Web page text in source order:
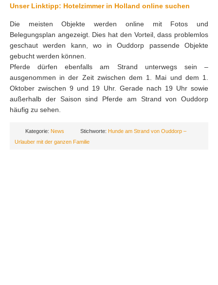
Unser Linktipp: Hotelzimmer in Holland online suchen
Die meisten Objekte werden online mit Fotos und
Belegungsplan angezeigt. Dies hat den Vorteil, dass problemlos
geschaut werden kann, wo in Ouddorp passende Objekte
gebucht werden können.
Pferde dürfen ebenfalls am Strand unterwegs sein –
ausgenommen in der Zeit zwischen dem 1. Mai und dem 1.
Oktober zwischen 9 und 19 Uhr. Gerade nach 19 Uhr sowie
außerhalb der Saison sind Pferde am Strand von Ouddorp
häufig zu sehen.
Kategorie: News Stichworte: Hunde am Strand von Ouddorp –
Urlauber mit der ganzen Familie